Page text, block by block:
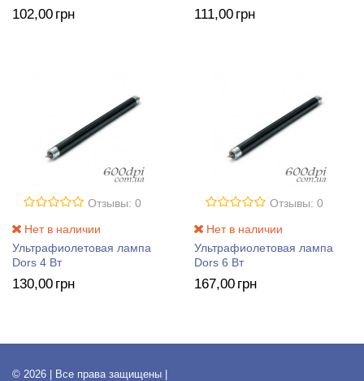
102,00 грн 111,00 грн
Отзывы: 0
Нет в наличии
Ультрафиолетовая лампа
Dors 4 Вт
130,00 грн
Отзывы: 0
Нет в наличии
Ультрафиолетовая лампа
Dors 6 Вт
167,00 грн
© 2026 | Все права защищены |